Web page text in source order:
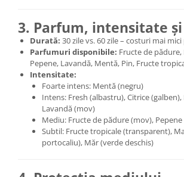
3. Parfum, intensitate
Durată: 30 zile vs. 60 zile – costuri mai
Parfumuri disponibile: Fructe de pădure,
Pepene, Lavandă, Mentă, Pin, Fructe
Intensitate:
Foarte intens: Mentă (negru)
Intens: Fresh (albastru), Citrice
Lavandă (mov)
Mediu: Fructe de pădure (mov),
Subtil: Fructe tropicale (transparent),
portocaliu), Măr (verde deschis)